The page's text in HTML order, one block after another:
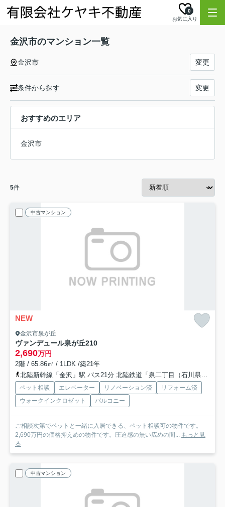
お気に入り
0
金沢市のマンション一覧
金沢市 変更
条件から探す 変更
おすすめのエリア
金沢市
5件
中古マンション
NEW
金沢市泉が丘
ヴァンデュール泉が丘210
2,690万円
2階 / 65.86㎡ / 1LDK /築21年
北陸新幹線「金沢」駅 バス21分 北陸鉄道「泉二丁目（石川県）」 停歩6分
ペット相談 エレベーター リノベーション済
リフォーム済
ウォークインクロゼット
バルコニー
ご相談次第でペットと一緒に入居できる、ペット相談可の物件です。
2,690万円の価格抑えめの物件です。圧迫感の無い広めの間... もっと見
る
中古マンション